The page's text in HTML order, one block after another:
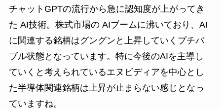
チャットGPTの流行から急に認知度が上がってき
た AI技術。株式市場の AIブームに沸いており、AI
に関連する銘柄はグングンと上昇していくプチバ
ブル状態となっています。特に今後のAIを主導し
ていくと考えられているエヌビディアを中心とし
た半導体関連銘柄は上昇が止まらない感じとなっ
ていますね。